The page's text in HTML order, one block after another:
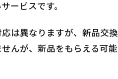
ービスです。
は異なりますが、新品交換
んが、新品をもらえる可能